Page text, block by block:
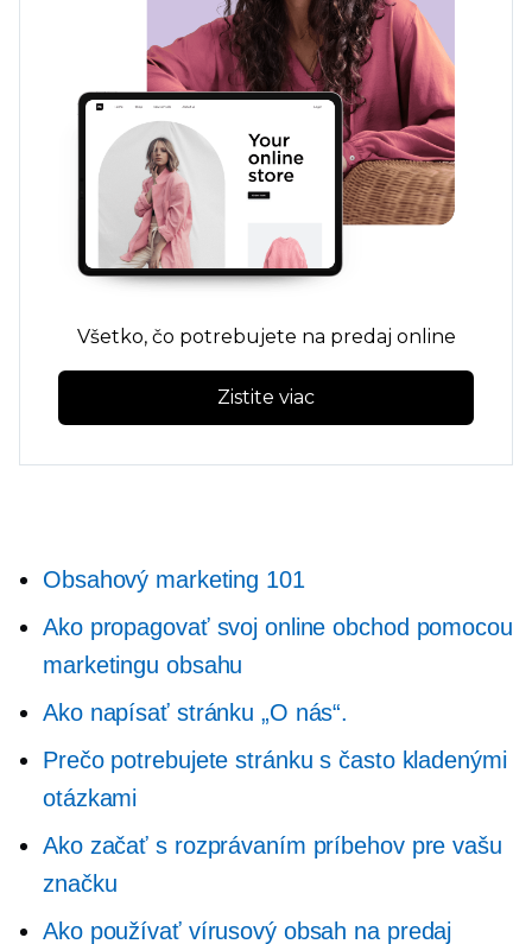
Všetko, čo potrebujete na predaj online
Zistite viac
Obsahový marketing 101
Ako propagovať svoj online obchod pomocou
marketingu obsahu
Ako napísať stránku „O nás“.
Prečo potrebujete stránku s často kladenými
otázkami
Ako začať s rozprávaním príbehov pre vašu
značku
Ako používať vírusový obsah na predaj